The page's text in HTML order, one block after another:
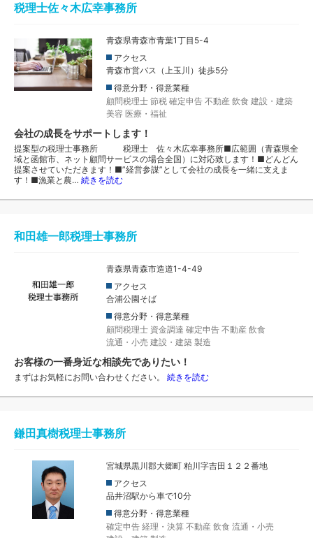
税理士佐々木広幸事務所
青森県青森市青葉1丁目5-4
アクセス
青森市営バス（上玉川）徒歩5分
得意分野・得意業種
顧問税理士 節税 確定申告 不動産 飲食 建設・建築
美容 医療・福祉
会社の成長をサポートします！
提案型の税理士事務所 税理士 佐々木広幸事務所■広範囲（青森県全
域と函館市、ネット顧問サービスの場合全国）に対応致します！■どんどん
提案させていただきます！■”経営参謀”として会社の成長を一緒に支えま
す！■漁業と農… 続きを読む
和田雄一郎税理士事務所
青森県青森市造道1-4-49
アクセス
合浦公園そば
得意分野・得意業種
顧問税理士 資金調達 確定申告 不動産 飲食
流通・小売 建設・建築 製造
お客様の一番身近な相談先でありたい！
まずはお気軽にお問い合わせください。 続きを読む
鎌田真樹税理士事務所
宮城県黒川郡大郷町 粕川字吉田１２２番地
アクセス
品井沼駅から車で10分
得意分野・得意業種
確定申告 経理・決算 不動産 飲食 流通・小売